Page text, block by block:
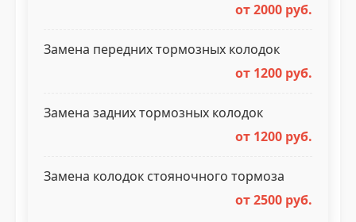
от 2000 руб.
Замена передних тормозных колодок
от 1200 руб.
Замена задних тормозных колодок
от 1200 руб.
Замена колодок стояночного тормоза
от 2500 руб.